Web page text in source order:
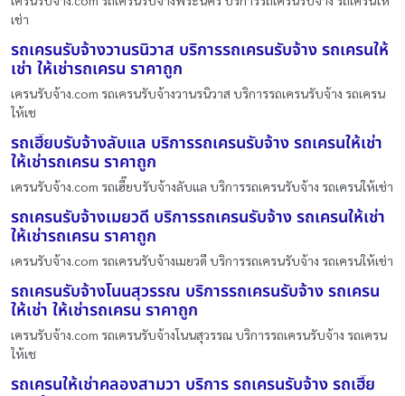
เช่า
รถเครนรับจ้างวานรนิวาส บริการรถเครนรับจ้าง รถเครนให้
เช่า ให้เช่ารถเครน ราคาถูก
เครนรับจ้าง.com รถเครนรับจ้างวานรนิวาส บริการรถเครนรับจ้าง รถเครน
ให้เช
รถเฮี๊ยบรับจ้างลับแล บริการรถเครนรับจ้าง รถเครนให้เช่า
ให้เช่ารถเครน ราคาถูก
เครนรับจ้าง.com รถเฮี๊ยบรับจ้างลับแล บริการรถเครนรับจ้าง รถเครนให้เช่า
รถเครนรับจ้างเมยวดี บริการรถเครนรับจ้าง รถเครนให้เช่า
ให้เช่ารถเครน ราคาถูก
เครนรับจ้าง.com รถเครนรับจ้างเมยวดี บริการรถเครนรับจ้าง รถเครนให้เช่า
รถเครนรับจ้างโนนสุวรรณ บริการรถเครนรับจ้าง รถเครน
ให้เช่า ให้เช่ารถเครน ราคาถูก
เครนรับจ้าง.com รถเครนรับจ้างโนนสุวรรณ บริการรถเครนรับจ้าง รถเครน
ให้เช
รถเครนให้เช่าคลองสามวา บริการ รถเครนรับจ้าง รถเฮี๊ย